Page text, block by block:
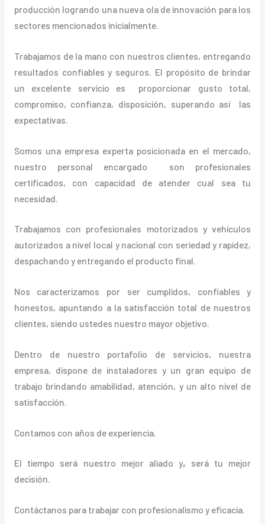
producción logrando una nueva ola de innovación para los
sectores mencionados inicialmente.
Trabajamos de la mano con nuestros clientes, entregando
resultados confiables y seguros. El propósito de brindar
un excelente servicio es proporcionar gusto total,
compromiso, confianza, disposición, superando así las
expectativas.
Somos una empresa experta posicionada en el mercado,
nuestro personal encargado son profesionales
certificados, con capacidad de atender cual sea tu
necesidad.
Trabajamos con profesionales motorizados y vehículos
autorizados a nivel local y nacional con seriedad y rapidez,
despachando y entregando el producto final.
Nos caracterizamos por ser cumplidos, confiables y
honestos, apuntando a la satisfacción total de nuestros
clientes, siendo ustedes nuestro mayor objetivo.
Dentro de nuestro portafolio de servicios, nuestra
empresa, dispone de instaladores y un gran equipo de
trabajo brindando amabilidad, atención, y un alto nivel de
satisfacción.
Contamos con años de experiencia.
El tiempo será nuestro mejor aliado y, será tu mejor
decisión.
Contáctanos para trabajar con profesionalismo y eficacia.